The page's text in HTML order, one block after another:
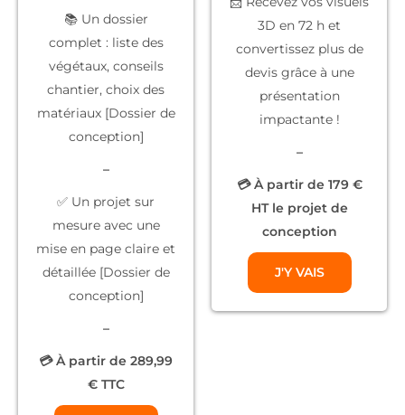
📚 Un dossier
complet : liste des
végétaux, conseils
chantier, choix des
matériaux [Dossier de
conception]
–
✅ Un projet sur
mesureavec une
mise en page claire et
détaillée [Dossier de
conception]
–
💳 À partir de 289,99
€ TTC
3D en 72 h et
convertissez plus de
devis grâce à une
présentation
impactante !
–
💳 À partir de 179 €
HT le projet de
conception
J'Y VAIS